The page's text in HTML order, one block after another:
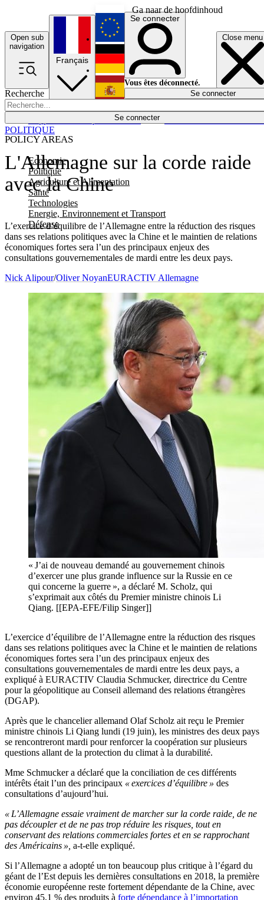
Ga naar de hoofdinhoud
Open sub
navigation
Close menu
Recherche
Se connecter
POLICY AREAS
Economie
Politique
Agriculture et Alimentation
Santé
Technologies
Energie, Environnement et Transport
Défense
Économie
Français
English
Deutsch
Español
Se connecter
Vous êtes déconnecté.
Se connecter
L'Allemagne sur la corde raide
avec la Chine
L’exercice d’équilibre de l’Allemagne entre la réduction des risques
dans ses relations politiques avec la Chine et le maintien de relations
économiques fortes sera l’un des principaux enjeux des
consultations gouvernementales de mardi entre les deux pays.
POLITIQUE
Nick Alipour/Oliver NoyanEURACTIV Allemagne
« J’ai de nouveau demandé au gouvernement chinois
d’exercer une plus grande influence sur la Russie en ce
qui concerne la guerre », a déclaré M. Scholz, qui
s’exprimait aux côtés du Premier ministre chinois Li
Qiang. [[EPA-EFE/Filip Singer]]
L’exercice d’équilibre de l’Allemagne entre la réduction des risques
dans ses relations politiques avec la Chine et le maintien de relations
économiques fortes sera l’un des principaux enjeux des
consultations gouvernementales de mardi entre les deux pays, a
expliqué à EURACTIV Claudia Schmucker, directrice du Centre
pour la géopolitique au Conseil allemand des relations étrangères
(DGAP).
Après que le chancelier allemand Olaf Scholz ait reçu le Premier
ministre chinois Li Qiang lundi (19 juin), les ministres des deux pays
se rencontreront mardi pour renforcer la coopération sur plusieurs
questions allant de la protection du climat à la durabilité.
Mme Schmucker a déclaré que la conciliation de ces différents
intérêts était l’un des principaux « exercices d’équilibre » des
consultations d’aujourd’hui.
« L’Allemagne essaie vraiment de marcher sur la corde raide, de ne
pas découpler et de ne pas trop réduire les risques, tout en
conservant des relations commerciales fortes et en se rapprochant
des Américains », a-t-elle expliqué.
Si l’Allemagne a adopté un ton beaucoup plus critique à l’égard du
géant de l’Est depuis les dernières consultations en 2018, la première
économie européenne reste fortement dépendante de la Chine, avec
environ 45,1 % des produits à forte dépendance à l’importation